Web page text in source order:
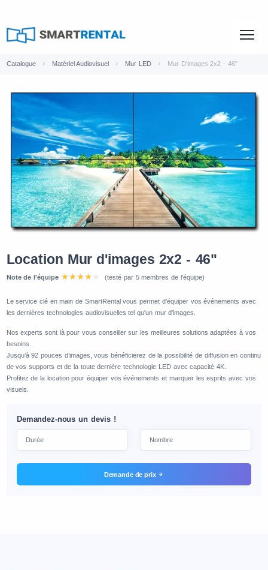
Catalogue Matériel Audiovisuel Mur LED Mur D'images 2x2 - 46"
Location Mur d'images 2x2 - 46"
Note de l'équipe (testé par 5 membres de l'équipe)
Le service clé en main de SmartRental vous permet d’équiper vos événements avec
les dernières technologies audiovisuelles tel qu'un mur d'images.
Nos experts sont là pour vous conseiller sur les meilleures solutions adaptées à vos
besoins.
Jusqu’à 92 pouces d’images, vous bénéficierez de la possibilité de diffusion en continu
de vos supports et de la toute dernière technologie LED avec capacité 4K.
Profitez de la location pour équiper vos événements et marquer les esprits avec vos
visuels.
Demandez-nous un devis !
Demande de prix